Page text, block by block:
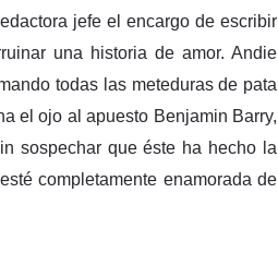
jefe el encargo de escribir
una historia de amor. Andie
todas las meteduras de pata
el ojo al apuesto Benjamin Barry,
sospechar que éste ha hecho la
completamente enamorada de